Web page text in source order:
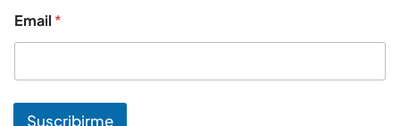
o
m
b
e
Email *
Suscribirme